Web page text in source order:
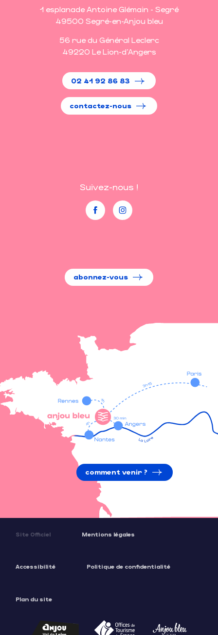
Description
1 esplanade Antoine Glémain - Segré
49500 Segré-en-Anjou bleu
56 rue du Général Leclerc
49220 Le Lion-d'Angers
02 41 92 86 83
contactez-nous
Suivez-nous !
abonnez-vous
comment venir ?
Site Officiel Mentions légales
Accessibilité Politique de confidentialité
Plan du site